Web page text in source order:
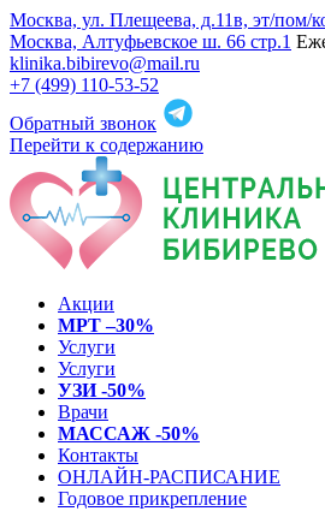
Москва, ул. Плещеева, д.11в, эт/пом/
Москва, Алтуфьевское ш. 66 стр.1
klinika.bibirevo@mail.ru
+7 (499) 110-53-52
Обратный звонок
Перейти к содержанию
Акции
МРТ –30%
Услуги
Услуги
УЗИ -50%
Врачи
МАССАЖ -50%
Контакты
ОНЛАЙН-РАСПИСАНИЕ
Годовое прикрепление